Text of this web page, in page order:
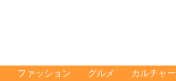
ファッション グルメ カルチャー